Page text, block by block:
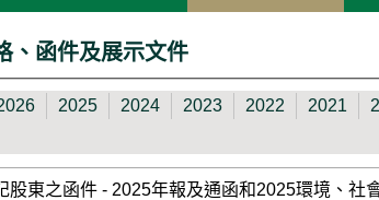
、函件及展示文件
2025 2024 2023 2022 2021
股東之函件 - 2025年報及通函和2025環境、